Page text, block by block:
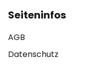
Seiteninfos
AGB
Datenschutz